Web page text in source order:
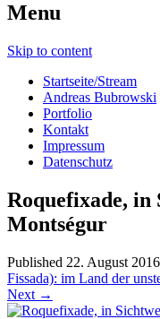
Menu
Skip to content
Startseite/Stream
Andreas Bubrowski
Portfolio
Kontakt
Impressum
Datenschutz
Roquefixade, in
Montségur
Published 22. August 2016
Fissada): im Land der
Next →